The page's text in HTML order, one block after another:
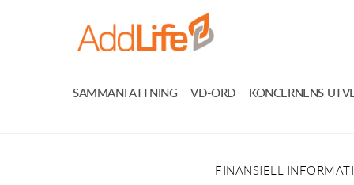
SAMMANFATTNING VD-ORD KONCERNENS
FINANSIELL